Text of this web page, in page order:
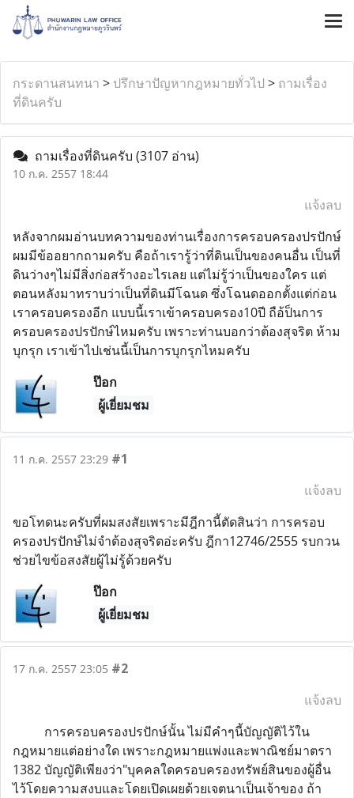
กระดานสนทนา > ปรึกษาปัญหากฎหมายทั่วไป > ถามเรื่อง
ที่ดินครับ
ถามเรื่องที่ดินครับ (3107 อ่าน)
10 ก.ค. 2557 18:44
แจ้งลบ
หลังจากผมอ่านบทความของท่านเรื่องการครอบครองปรปักษ์
ผมมีข้ออยากถามครับ คือถ้าเรารู้ว่าที่ดินเป็นของคนอื่น เป็นที่
ดินว่างๆไม่มีสิ่งก่อสร้างอะไรเลย แต่ไม่รู้ว่าเป็นของใคร แต่
ตอนหลังมาทราบว่าเป็นที่ดินมีโฉนด ซึ่งโฉนดออกตั้งแต่ก่อน
เราครอบครองอีก แบบนี้เราเข้าครอบครอง10ปี ถือ้ป็นการ
ครอบครองปรปักษ์ไหมครับ เพราะท่านบอกว่าต้องสุจริต ห้าม
บุกรุก เราเข้าไปเช่นนี้เป็นการบุกรุกไหมครับ
ป๊อก
ผู้เยี่ยมชม
11 ก.ค. 2557 23:29 #1
แจ้งลบ
ขอโทดนะครับที่ผมสงสัยเพราะมีฎีกานี้ตัดสินว่า การครอบ
ครองปรปักษ์ไม่จำต้องสุจริตอ่ะครับ ฎีกา12746/2555 รบกวน
ช่วยไขข้อสงสัยผู้ไม่รู้ด้วยครับ
ป๊อก
ผู้เยี่ยมชม
17 ก.ค. 2557 23:05 #2
แจ้งลบ
การครอบครองปรปักษ์นั้น ไม่มีคำๆนี้บัญญัติไว้ใน
กฎหมายแต่อย่างใด เพราะกฎหมายแพ่งและพาณิชย์มาตรา
1382 บัญญัติเพียงว่า"บุคคลใดครอบครองทรัพย์สินของผู้อื่น
ไว้โดยความสงบและโดยเปิดเผยด้วยเจตนาเป็นเจ้าของ ถ้า